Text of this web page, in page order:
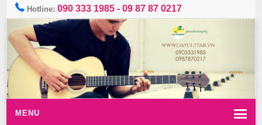
Hotline:090 333 1985 -09 87 87 0217
MENU